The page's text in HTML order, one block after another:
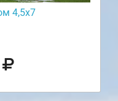
4,5х7